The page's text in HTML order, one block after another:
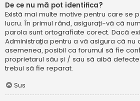
De ce nu mă pot identifica?
Există mai multe motive pentru care se
lucru. În primul rând, asigurați-vă că
parola sunt ortografiate corect. Dacă
Administrația pentru a vă asigura că nu
asemenea, posibil ca forumul să fie
proprietarul său și / sau să aibă
trebui să fie reparat.
Sus